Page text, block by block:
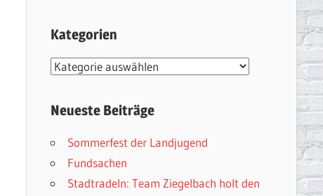
Kategorien
Kategorien
Neueste Beiträge
Sommerfest der Landjugend
Fundsachen
Stadtradeln: Team Ziegelbach holt den